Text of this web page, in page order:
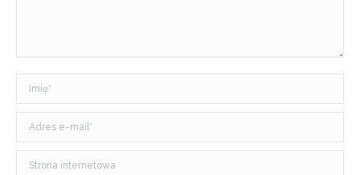
Imię *
Adres e-mail *
Strona internetowa